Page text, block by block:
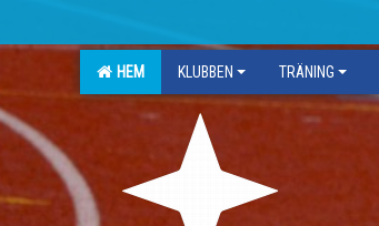
HEM KLUBBEN TRÄNING